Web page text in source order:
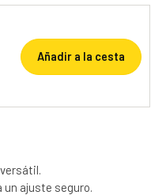
Añadir a la cesta
un ajuste seguro.